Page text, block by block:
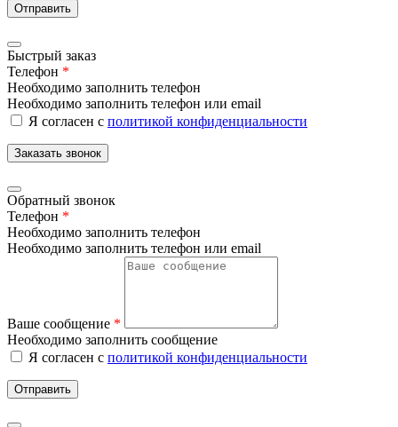
Отправить
Быстрый заказ
Телефон *
Необходимо заполнить телефон
Необходимо заполнить телефон или email
Я согласен с политикой конфиденциальности
Заказать звонок
Обратный звонок
Телефон *
Необходимо заполнить телефон
Необходимо заполнить телефон или email
Ваше сообщение *
Необходимо заполнить сообщение
Я согласен с политикой конфиденциальности
Отправить